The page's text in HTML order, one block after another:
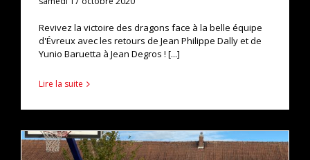
Revivez la victoire des dragons face à la belle équipe
d'Évreux avec les retours de Jean Philippe Dally et de
Yunio Baruetta à Jean Degros ! [...]
Lire la suite